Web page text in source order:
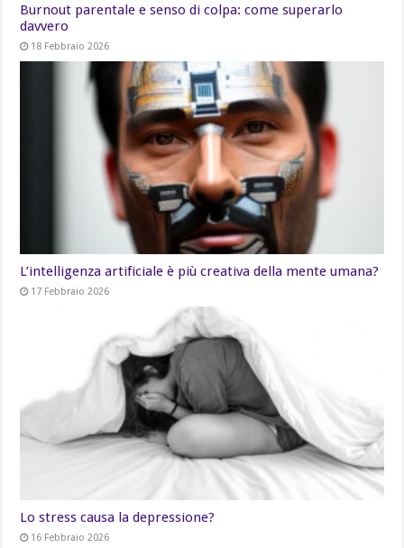
Burnout parentale e senso di colpa: come superarlo
davvero
18 Febbraio 2026
L’intelligenza artificiale è più creativa della mente umana?
17 Febbraio 2026
Lo stress causa la depressione?
16 Febbraio 2026